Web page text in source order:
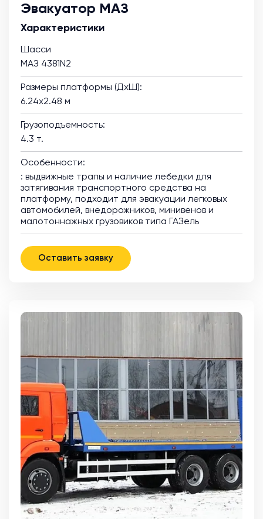
Эвакуатор МАЗ
Характеристики
Шасси
МАЗ 4381N2
Размеры платформы (ДхШ):
6.24х2.48 м
Грузоподъемность:
4.3 т.
Особенности:
: выдвижные трапы и наличие лебедки для
затягивания транспортного средства на
платформу, подходит для эвакуации легковых
автомобилей, внедорожников, минивенов и
малотоннажных грузовиков типа ГАЗель
Оставить заявку